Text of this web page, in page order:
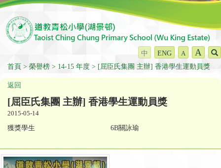
中 ENG A A
首頁 榮譽榜 14-15 年度 [屈臣氏集團 主辦] 香港學生運動員獎
返回
[屈臣氏集團 主辦] 香港學生運動員獎
2015-05-14
獲獎學生
6B關詠瑜